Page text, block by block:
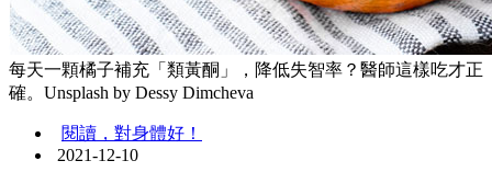
每天一顆橘子補充「類黃酮」，降低失智率？醫師這樣吃才正
確。Unsplash by Dessy Dimcheva
閱讀，對身體好！
2021-12-10